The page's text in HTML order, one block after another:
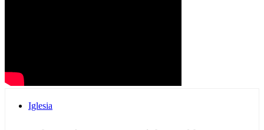
Iglesia